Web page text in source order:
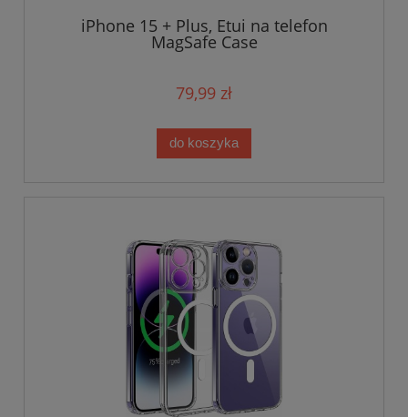
iPhone 15 + Plus, Etui na telefon
MagSafe Case
79,99 zł
do koszyka